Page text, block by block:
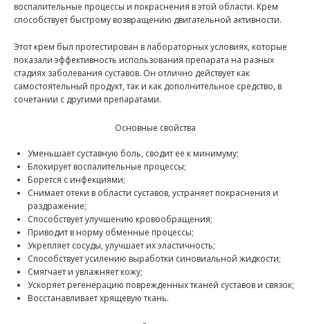
воспалительные процессы и покраснения в этой области. Крем
способствует быстрому возвращению двигательной активности.
Этот крем был протестирован в лабораторных условиях, которые
показали эффективность использования препарата на разных
стадиях заболевания суставов. Он отлично действует как
самостоятельный продукт, так и как дополнительное средство, в
сочетании с другими препаратами.
Основные свойства
Уменьшает суставную боль, сводит ее к минимуму;
Блокирует воспалительные процессы;
Борется с инфекциями;
Снимает отеки в области суставов, устраняет покраснения и
раздражение;
Способствует улучшению кровообращения;
Приводит в норму обменные процессы;
Укрепляет сосуды, улучшает их эластичность;
Способствует усилению выработки синовиальной жидкости;
Смягчает и увлажняет кожу;
Ускоряет регенерацию поврежденных тканей суставов и связок;
Восстанавливает хрящевую ткань.